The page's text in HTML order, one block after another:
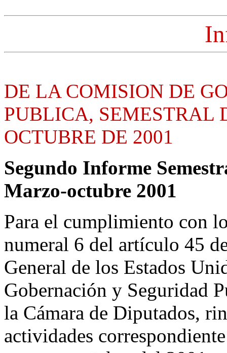
DE LA COMISION DE
PUBLICA, SEMESTRAL
OCTUBRE DE 2001
Segundo Informe
Marzo-octubre 2001
Para el cumplimiento con
numeral 6 del artículo 45
General de los Estados
Gobernación y Seguridad
la Cámara de Diputados,
actividades